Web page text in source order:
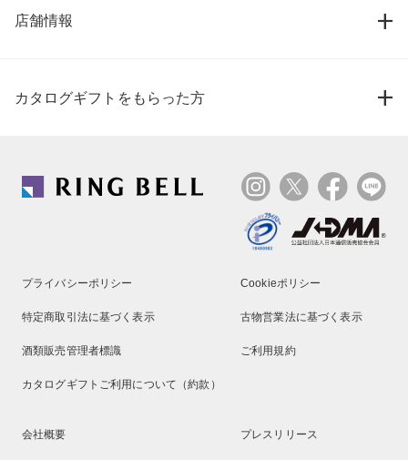
店舗情報
カタログギフトをもらった方
プライバシーポリシー Cookieポリシー
特定商取引法に基づく表示 古物営業法に基づく表示
酒類販売管理者標識 ご利用規約
カタログギフトご利用について（約款）
会社概要 プレスリリース